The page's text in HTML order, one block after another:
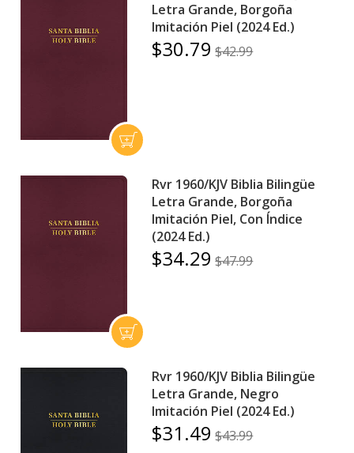
Letra Grande, Borgoña
Imitación Piel (2024 Ed.)
$30.79 $42.99
Rvr 1960/KJV Biblia Bilingüe
Letra Grande, Borgoña
Imitación Piel, Con Índice
(2024 Ed.)
$34.29 $47.99
Rvr 1960/KJV Biblia Bilingüe
Letra Grande, Negro
Imitación Piel (2024 Ed.)
$31.49 $43.99